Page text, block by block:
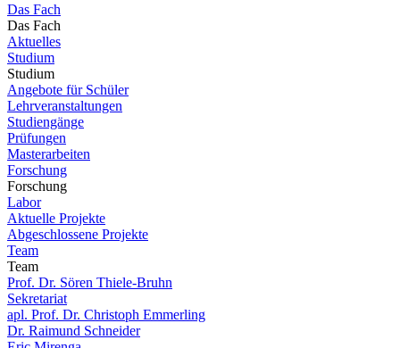
Das Fach
Das Fach
Aktuelles
Studium
Studium
Angebote für Schüler
Lehrveranstaltungen
Studiengänge
Prüfungen
Masterarbeiten
Forschung
Forschung
Labor
Aktuelle Projekte
Abgeschlossene Projekte
Team
Team
Prof. Dr. Sören Thiele-Bruhn
Sekretariat
apl. Prof. Dr. Christoph Emmerling
Dr. Raimund Schneider